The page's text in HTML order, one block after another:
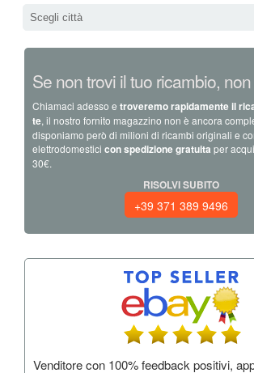
Scegli città
Se non trovi il tuo ricambio,
Chiamaci adesso e troveremo rapidamente il
te, il nostro fornito magazzino non è ancora
disponiamo però di milioni di ricambi originali e
elettrodomestici con spedizione gratuita per
30€.
RISOLVI SUBITO
+39 371 389 9496
Venditore con 100% feedback positivi,